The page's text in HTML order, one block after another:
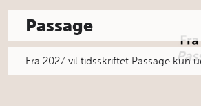
Passage
Fra 2027 vil tidsskriftet Passage kun